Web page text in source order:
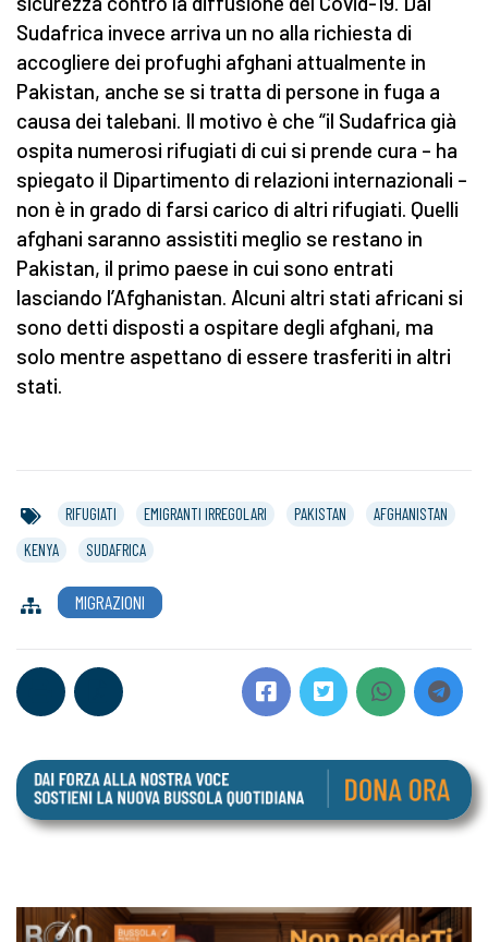
Sudafrica invece arriva un no alla richiesta di
accogliere dei profughi afghani attualmente in
Pakistan, anche se si tratta di persone in fuga a
causa dei talebani. Il motivo è che “il Sudafrica già
ospita numerosi rifugiati di cui si prende cura – ha
spiegato il Dipartimento di relazioni internazionali –
non è in grado di farsi carico di altri rifugiati. Quelli
afghani saranno assistiti meglio se restano in
Pakistan, il primo paese in cui sono entrati
lasciando l’Afghanistan. Alcuni altri stati africani si
sono detti disposti a ospitare degli afghani, ma
solo mentre aspettano di essere trasferiti in altri
stati.
RIFUGIATI EMIGRANTI IRREGOLARI PAKISTAN
AFGHANISTAN
KENYA
SUDAFRICA
MIGRAZIONI